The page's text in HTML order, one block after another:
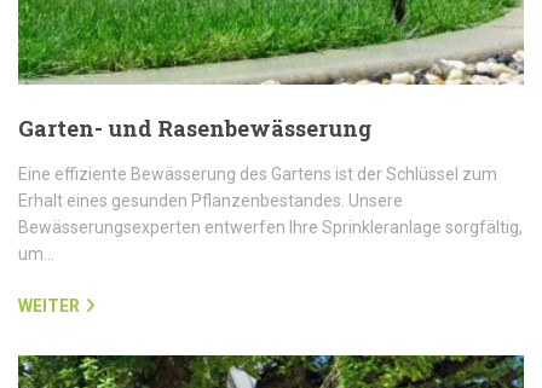
Garten- und Rasenbewässerung
Eine effiziente Bewässerung des Gartens ist der Schlüssel zum
Erhalt eines gesunden Pflanzenbestandes. Unsere
Bewässerungsexperten entwerfen Ihre Sprinkleranlage sorgfältig,
um…
WEITER